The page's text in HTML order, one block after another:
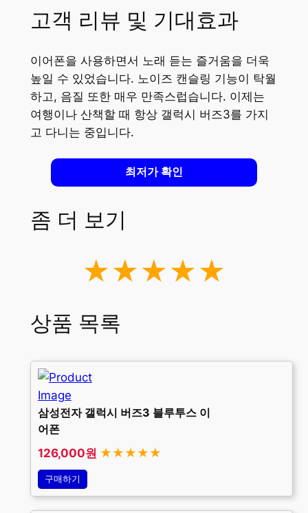
고객 리뷰 및 기대효과
이어폰을 사용하면서 노래 듣는 즐거움을 더욱
높일 수 있었습니다. 노이즈 캔슬링 기능이 탁월
하고, 음질 또한 매우 만족스럽습니다. 이제는
여행이나 산책할 때 항상 갤럭시 버즈3를 가지
고 다니는 중입니다.
최저가 확인
좀 더 보기
★★★★★
상품 목록
삼성전자 갤럭시 버즈3 블루투스 이
어폰
126,000원 ★★★★★
구매하기